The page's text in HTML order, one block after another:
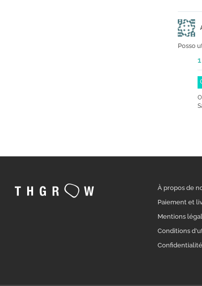
Posso
À propos de
Paiement et
Mentions
Conditions
Confidentialité